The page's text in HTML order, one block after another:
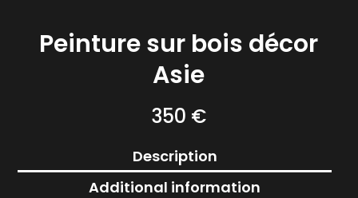
Peinture sur bois décor
Asie
350 €
Description
Additional information